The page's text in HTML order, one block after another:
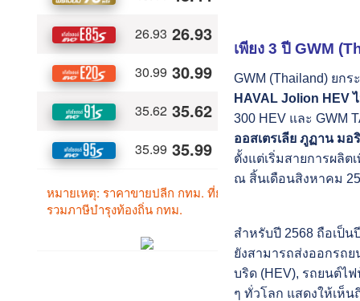
เพียง 3 ปี GWM
GWM (Thailand) ยก
HAVAL Jolion HEV
300 HEV และ GWM
ออสเตรเลีย ภูฏาน มอ
ตั้งแต่เริ่มสายการผลิต
ณ สิ้นเดือนสิงหาคม
สำหรับปี 2568 ถือเป็
ยังสามารถส่งออกรถย
บริด (HEV), รถยนต์ไ
ๆ ทั่วโลก แสดงให้เห็